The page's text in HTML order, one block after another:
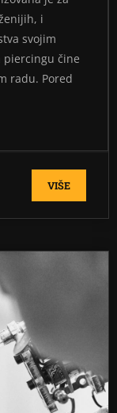
i
svojim
čine
radu. Pored
VIŠE